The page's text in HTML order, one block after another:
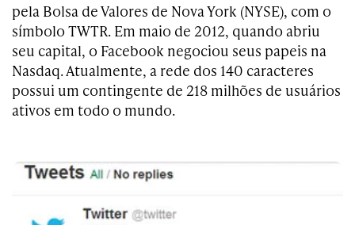
pela Bolsa de Valores de Nova York (NYSE), com o
símbolo TWTR. Em maio de 2012, quando abriu
seu capital, o Facebook negociou seus papeis na
Nasdaq. Atualmente, a rede dos 140 caracteres
possui um contingente de 218 milhões de usuários
ativos em todo o mundo.